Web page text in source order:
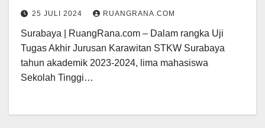
25 JULI 2024 RUANGRANA.COM
Surabaya | RuangRana.com – Dalam rangka Uji
Tugas Akhir Jurusan Karawitan STKW Surabaya
tahun akademik 2023-2024, lima mahasiswa
Sekolah Tinggi…